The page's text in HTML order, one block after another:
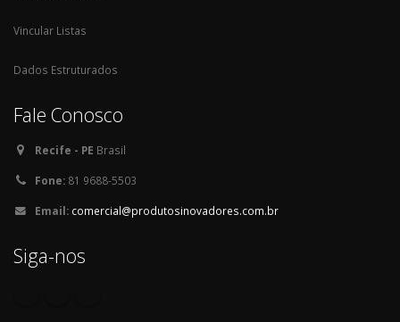
Vincular Listas
Dados Estruturados
Fale Conosco
Recife - PE Brasil
Fone: 81 9688-5503
Email: comercial@produtosinovadores.com.br
Siga-nos